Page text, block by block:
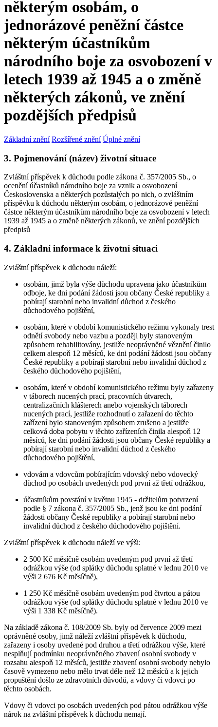
některým osobám, o
jednorázové peněžní částce
některým účastníkům
národního boje za osvobození v
letech 1939 až 1945 a o změně
některých zákonů, ve znění
pozdějších předpisů
Základní znění Rozšířené znění Úplné znění
3. Pojmenování (název) životní situace
Zvláštní příspěvek k důchodu podle zákona č. 357/2005 Sb., o
ocenění účastníků národního boje za vznik a osvobození
Československa a některých pozůstalých po nich, o zvláštním
příspěvku k důchodu některým osobám, o jednorázové peněžní
částce některým účastníkům národního boje za osvobození v letech
1939 až 1945 a o změně některých zákonů, ve znění pozdějších
předpisů
4. Základní informace k životní situaci
Zvláštní příspěvek k důchodu náleží:
osobám, jimž byla výše důchodu upravena jako účastníkům
odboje, ke dni podání žádosti jsou občany České republiky a
pobírají starobní nebo invalidní důchod z českého
důchodového pojištění,
osobám, které v období komunistického režimu vykonaly trest
odnětí svobody nebo vazbu a později byly stanoveným
způsobem rehabilitovány, jestliže neoprávněné věznění činilo
celkem alespoň 12 měsíců, ke dni podání žádosti jsou občany
České republiky a pobírají starobní nebo invalidní důchod z
českého důchodového pojištění,
osobám, které v období komunistického režimu byly zařazeny
v táborech nucených prací, pracovních útvarech,
centralizačních klášterech anebo vojenských táborech
nucených prací, jestliže rozhodnutí o zařazení do těchto
zařízení bylo stanoveným způsobem zrušeno a jestliže
celková doba pobytu v těchto zařízeních činila alespoň 12
měsíců, ke dni podání žádosti jsou občany České republiky a
pobírají starobní nebo invalidní důchod z českého
důchodového pojištění,
vdovám a vdovcům pobírajícím vdovský nebo vdovecký
důchod po osobách uvedených pod první až třetí odrážkou,
účastníkům povstání v květnu 1945 - držitelům potvrzení
podle § 7 zákona č. 357/2005 Sb., jenž jsou ke dni podání
žádosti občany České republiky a pobírají starobní nebo
invalidní důchod z českého důchodového pojištění.
Zvláštní příspěvek k důchodu náleží ve výši:
2 500 Kč měsíčně osobám uvedeným pod první až třetí
odrážkou výše (od splátky důchodu splatné v lednu 2010 ve
výši 2 676 Kč měsíčně),
1 250 Kč měsíčně osobám uvedeným pod čtvrtou a pátou
odrážkou výše (od splátky důchodu splatné v lednu 2010 ve
výši 1 338 Kč měsíčně).
Na základě zákona č. 108/2009 Sb. byly od července 2009 mezi
oprávněné osoby, jimž náleží zvláštní příspěvek k důchodu,
zařazeny i osoby uvedené pod druhou a třetí odrážkou výše, které
nesplňují podmínku neoprávněného zbavení osobní svobody v
rozsahu alespoň 12 měsíců, jestliže zbavení osobní svobody nebylo
časově vymezeno nebo mělo trvat déle než 12 měsíců a k jejich
propuštění došlo ze zdravotních důvodů, a vdovy či vdovci po
těchto osobách.
Vdovy či vdovci po osobách uvedených pod pátou odrážkou výše
nárok na zvláštní příspěvek k důchodu nemají.